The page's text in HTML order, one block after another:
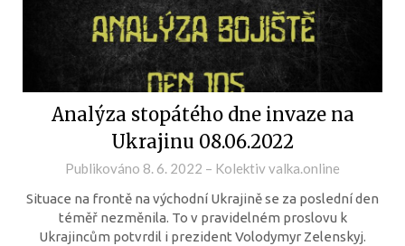
Analýza stopátého dne invaze na
Ukrajinu 08.06.2022
Publikováno 8. 6. 2022 – Kolektiv valka.online
Situace na frontě na východní Ukrajině se za poslední den
téměř nezměnila. To v pravidelném proslovu k
Ukrajincům potvrdil i prezident Volodymyr Zelenskyj.